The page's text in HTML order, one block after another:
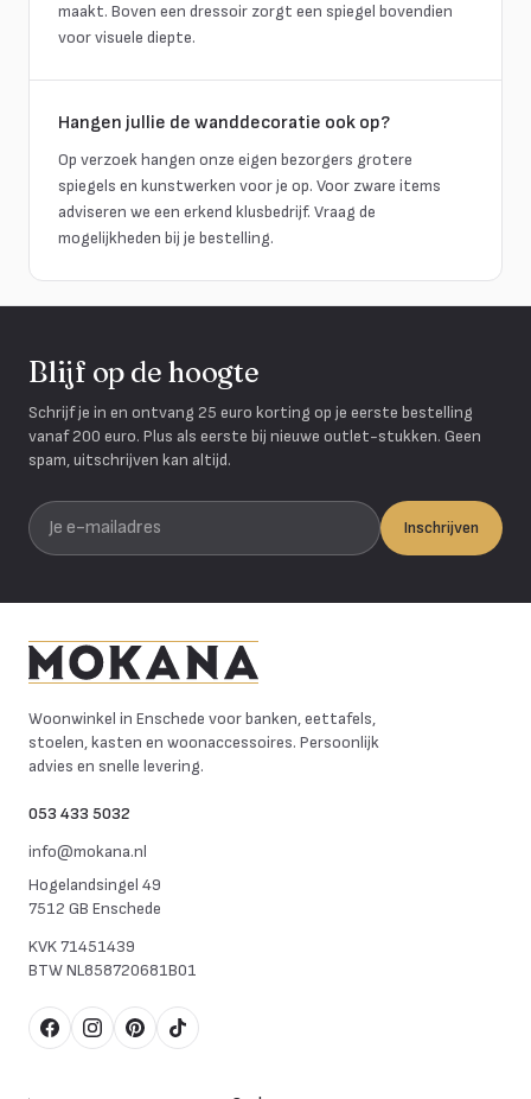
maakt. Boven een dressoir zorgt een spiegel bovendien
voor visuele diepte.
Hangen jullie de wanddecoratie ook op?
Op verzoek hangen onze eigen bezorgers grotere
spiegels en kunstwerken voor je op. Voor zware items
adviseren we een erkend klusbedrijf. Vraag de
mogelijkheden bij je bestelling.
Blijf op de hoogte
Schrijf je in en ontvang 25 euro korting op je eerste bestelling
vanaf 200 euro. Plus als eerste bij nieuwe outlet-stukken. Geen
spam, uitschrijven kan altijd.
Je e-mailadres
Inschrijven
Woonwinkel in Enschede voor banken, eettafels,
stoelen, kasten en woonaccessoires. Persoonlijk
advies en snelle levering.
053 433 5032
info@mokana.nl
Hogelandsingel 49
7512 GB Enschede
KVK71451439
BTWNL858720681B01
FacebookInstagram
Pinterest
TikTok